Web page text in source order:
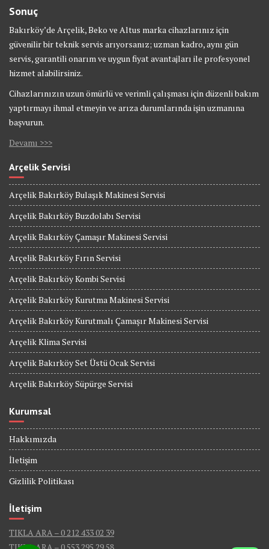
Sonuç
Bakırköy’de Arçelik, Beko ve Altus marka cihazlarınız için
güvenilir bir teknik servis arıyorsanız; uzman kadro, aynı gün
servis, garantili onarım ve uygun fiyat avantajları ile profesyonel
hizmet alabilirsiniz.
Cihazlarınızın uzun ömürlü ve verimli çalışması için düzenli bakım
yaptırmayı ihmal etmeyin ve arıza durumlarında işin uzmanına
başvurun.
Devamı >>>
Arçelik Servisi
Arçelik Bakırköy Bulaşık Makinesi Servisi
Arçelik Bakırköy Buzdolabı Servisi
Arçelik Bakırköy Çamaşır Makinesi Servisi
Arçelik Bakırköy Fırın Servisi
Arçelik Bakırköy Kombi Servisi
Arçelik Bakırköy Kurutma Makinesi Servisi
Arçelik Bakırköy Kurutmalı Çamaşır Makinesi Servisi
Arçelik Klima Servisi
Arçelik Bakırköy Set Üstü Ocak Servisi
Arçelik Bakırköy Süpürge Servisi
Kurumsal
Hakkımızda
İletişim
Gizlilik Politikası
İletişim
TIKLA ARA – 0 212 433 02 39